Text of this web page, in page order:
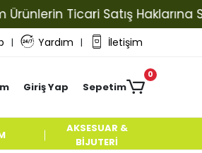
Ticari Satış Haklarına
| Yardım | İletişim
Giriş Yap Sepetim
0
AKSESUAR &
BİJUTERİ